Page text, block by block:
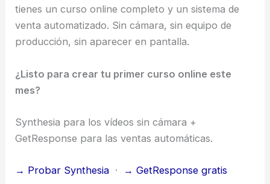
tienes un curso online completo y un sistema de
venta automatizado. Sin cámara, sin equipo de
producción, sin aparecer en pantalla.
¿Listo para crear tu primer curso online este
mes?
Synthesia para los vídeos sin cámara +
GetResponse para las ventas automáticas.
→ Probar Synthesia · → GetResponse gratis